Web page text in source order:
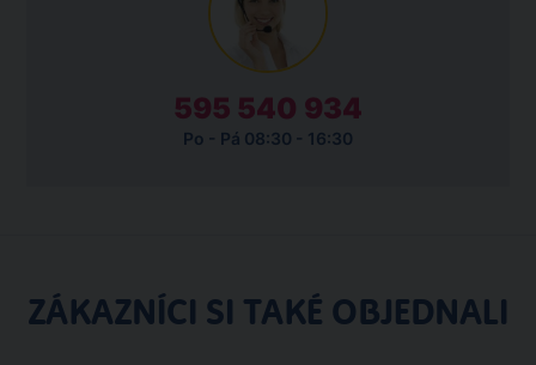
595 540 934
Po - Pá 08:30 - 16:30
ZÁKAZNÍCI SI TAKÉ OBJEDNALI